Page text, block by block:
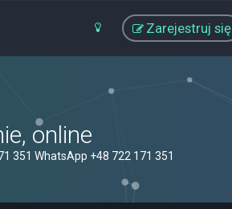
Zarejestruj się
online
351 WhatsApp +48 722 171 351